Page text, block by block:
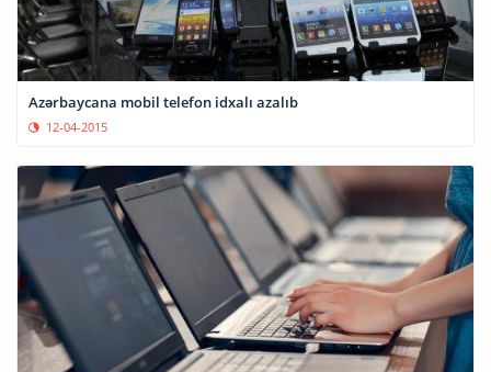
Azərbaycana mobil telefon idxalı azalıb
12-04-2015